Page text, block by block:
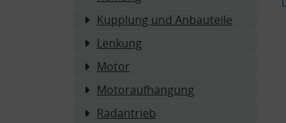
Kupplung und Anbauteile
Lenkung
Motor
Motoraufhängung
Radantrieb